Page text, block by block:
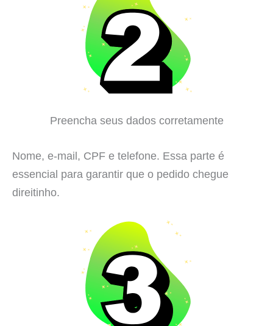
Preencha seus dados corretamente
Nome, e-mail, CPF e telefone. Essa parte é
essencial para garantir que o pedido chegue
direitinho.